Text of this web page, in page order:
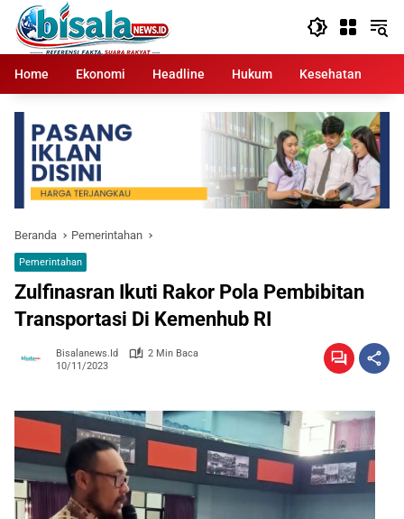
Langsung
konten
Home
Ekonomi Headline Hukum Kesehatan
Beranda Pemerintahan
Pemerintahan
Zulfinasran Ikuti Rakor Pola Pembibitan
Transportasi Di Kemenhub RI
Bisalanews.id
2 Min Baca
10/11/2023